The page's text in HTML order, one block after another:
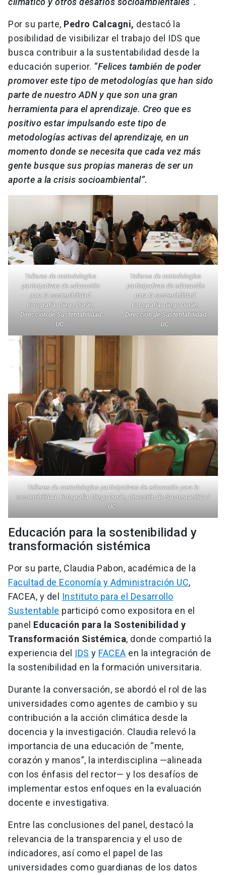
Por su parte, Pedro Calcagni, destacó la
posibilidad de visibilizar el trabajo del IDS que
busca contribuir a la sustentabilidad desde la
educación superior. “Felices también de poder
promover este tipo de metodologías que han sido
parte de nuestro ADN y que son una gran
herramienta para el aprendizaje. Creo que es
positivo estar impulsando este tipo de
metodologías activas del aprendizaje, en un
momento donde se necesita que cada vez más
gente busque sus propias maneras de ser un
aporte a la crisis socioambiental”.
Talleres de metodologías
participativas de educación
para la sostenibilidad.
Fotografía: Diego Durán,
Dirección de Sustentabilidad
UC.
Talleres de metodologías
participativas de educación
para la sostenibilidad.
Fotografía: Diego Durán,
Dirección de Sustentabilidad
UC.
Talleres de metodologías participativas de educación para la
sostenibilidad.Fotografía: Diego Durán, Dirección de Sustentabilidad
UC.
Educación para la sostenibilidad y
transformación sistémica
Por su parte, Claudia Pabon, académica de la
Facultad de Economía y Administración UC,
FACEA, y del Instituto para el Desarrollo
Sustentable participó como expositora en el
panel Educación para la Sostenibilidad y
Transformación Sistémica, donde compartió la
experiencia del IDS y FACEA en la integración de
la sostenibilidad en la formación universitaria.
Durante la conversación, se abordó el rol de las
universidades como agentes de cambio y su
contribución a la acción climática desde la
docencia y la investigación. Claudia relevó la
importancia de una educación de “mente,
corazón y manos”, la interdisciplina —alineada
con los énfasis del rector— y los desafíos de
implementar estos enfoques en la evaluación
docente e investigativa.
Entre las conclusiones del panel, destacó la
relevancia de la transparencia y el uso de
indicadores, así como el papel de las
universidades como guardianas de los datos